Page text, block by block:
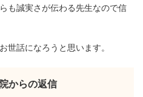
も誠実さが伝わる先生なので信
世話になろうと思います。
からの返信